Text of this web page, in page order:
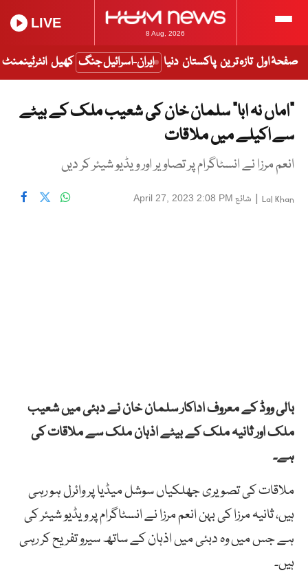
8 Aug, 2026
LIVE
صفحۂ اول تازہ ترین پاکستان دنیا ایران-اسرائیل جنگ کھیل انٹرٹینمنٹ
”اماں نہ ابا“ سلمان خان کی شعیب ملک کے بیٹے
سے اکیلے میں ملاقات
انعم مرزا نے انسٹاگرام پر تصاویر اور ویڈیو شیئر کر دیں
Lal Khan
| شائع April 27, 2023 2:08 PM
بالی ووڈ کے معروف اداکار سلمان خان نے دبئی میں شعیب
ملک اور ثانیہ ملک کے بیٹے اذہان ملک سے ملاقات کی
ہے۔
ملاقات کی تصویری جھلکیاں سوشل میڈیا پر وائرل ہو رہی
ہیں، ثانیہ مرزا کی بہن انعم مرزا نے انسٹاگرام پر ویڈیو شیئر کی
ہے جس میں وہ دبئی میں اذہان کے ساتھ سیرو تفریح کر رہی
ہیں۔